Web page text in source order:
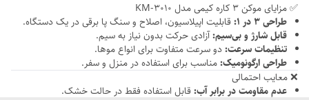
✅ مزایای موکن ۳ کاره کیمی مدل KM-3010
طراحی ۳ در ۱:
قابلیت اپیلاسیون، اصلاح و سنگ پا برقی در یک دستگاه.
قابل شارژ و بی‌سیم:آزادی حرکت بدون نیاز به سیم.
تنظیمات سرعت:دو سرعت متفاوت برای انواع موها.
طراحی ارگونومیک:مناسب برای استفاده در منزل و سفر.
❌ معایب احتمالی
عدم مقاومت در برابر آب: قابل استفاده فقط در حالت خشک.